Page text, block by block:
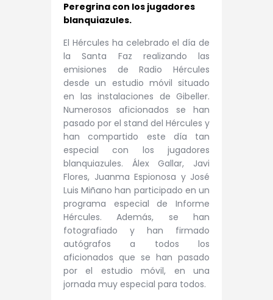
Peregrina con los jugadores
blanquiazules.
El Hércules ha celebrado el día de
la Santa Faz realizando las
emisiones de Radio Hércules
desde un estudio móvil situado
en las instalaciones de Gibeller.
Numerosos aficionados se han
pasado por el stand del Hércules y
han compartido este día tan
especial con los jugadores
blanquiazules. Álex Gallar, Javi
Flores, Juanma Espionosa y José
Luis Miñano han participado en un
programa especial de Informe
Hércules. Además, se han
fotografiado y han firmado
autógrafos a todos los
aficionados que se han pasado
por el estudio móvil, en una
jornada muy especial para todos.